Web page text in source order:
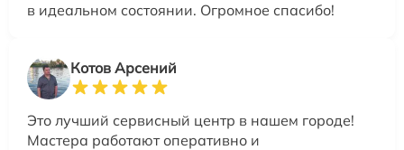
в идеальном состоянии. Огромное спасибо!
Котов Арсений
Это лучший сервисный центр в нашем городе!
Мастера работают оперативно и